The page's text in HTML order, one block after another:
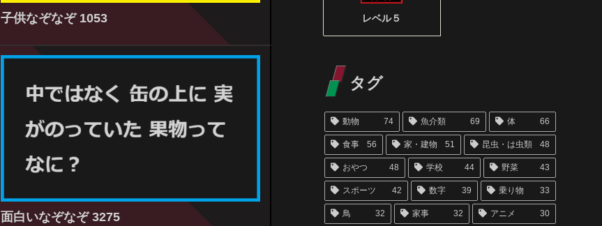
子供なぞなぞ 1053
面白いなぞなぞ 3275
レベル５
タグ
動物 74 魚介類 69 体 66
食事 56 家・建物 51 昆虫・は虫類 48
おやつ 48 学校 44 野菜 43
スポーツ 42 数字 39 乗り物 33
鳥 32 家事 32 アニメ 30